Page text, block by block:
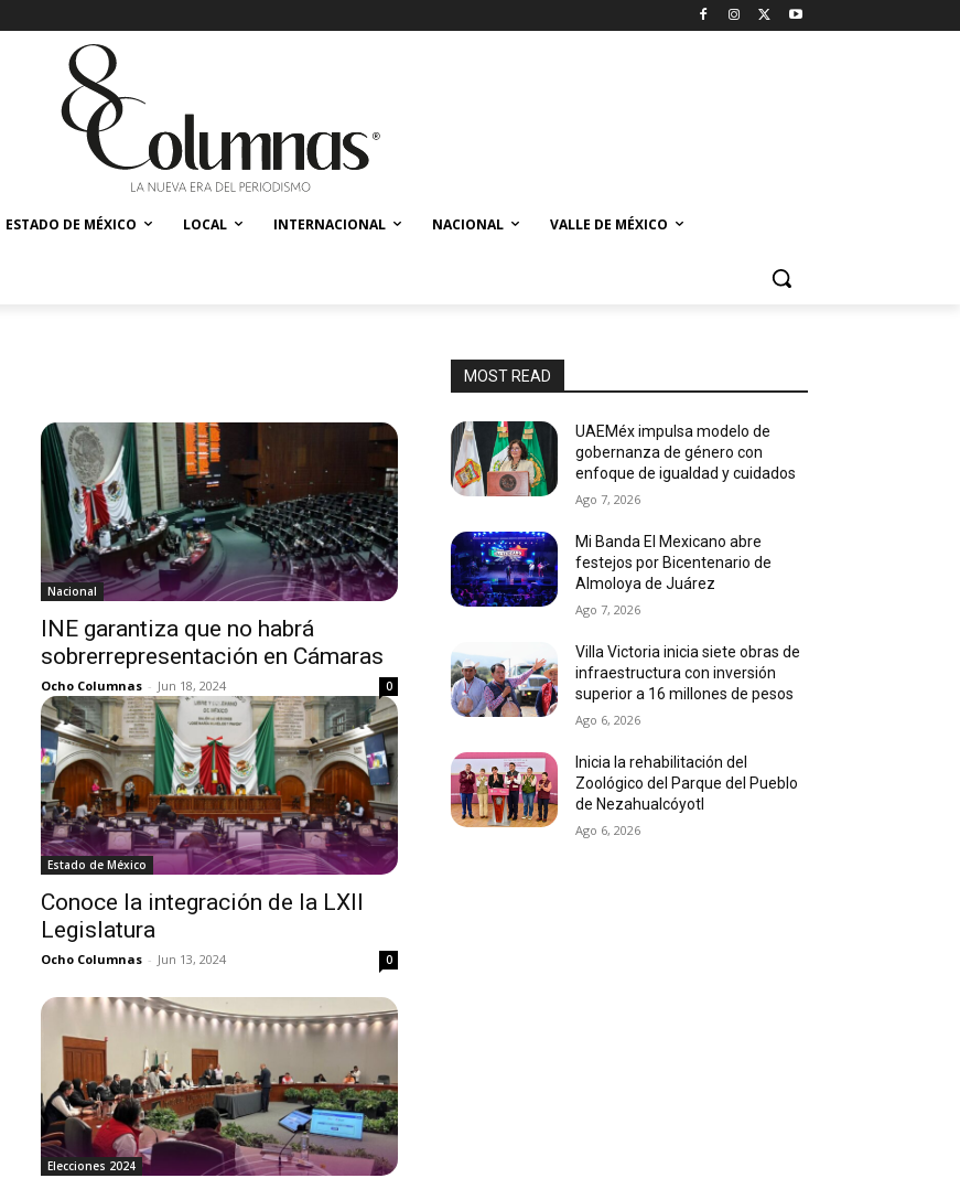
ESTADO DE MÉXICO LOCAL INTERNACIONAL NACIONAL VALLE DE MÉXICO
Nacional
INE garantiza que no habrá
sobrerrepresentación en Cámaras
Ocho Columnas - Jun 18, 2024 0
Estado de México
Conoce la integración de la LXII
Legislatura
Ocho Columnas - Jun 13, 2024 0
Elecciones 2024
MOST READ
UAEMéx impulsa modelo de
gobernanza de género con
enfoque de igualdad y cuidados
Ago 7, 2026
Mi Banda El Mexicano abre
festejos por Bicentenario de
Almoloya de Juárez
Ago 7, 2026
Villa Victoria inicia siete obras de
infraestructura con inversión
superior a 16 millones de pesos
Ago 6, 2026
Inicia la rehabilitación del
Zoológico del Parque del Pueblo
de Nezahualcóyotl
Ago 6, 2026